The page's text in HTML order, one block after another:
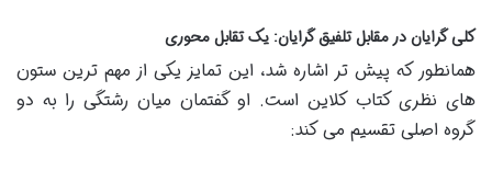
کلی گرایان در مقابل تلفیق گرایان: یک تقابل محوری
همانطور که پیش تر اشاره شد، این تمایز یکی از مهم ترین ستون
های نظری کتاب کلاین است. او گفتمان میان رشتگی را به دو
گروه اصلی تقسیم می کند: